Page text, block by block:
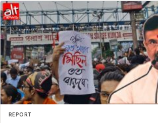
REPORT